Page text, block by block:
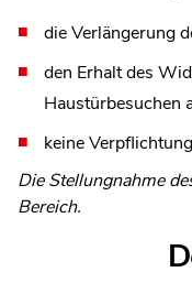
die Verlängerung
den Erhalt des
Haustürbesuchen
keine
Die Stellungnahme
Bereich.